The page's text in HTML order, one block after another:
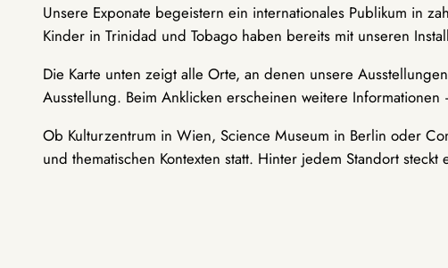
Unsere Exponate begeistern ein internationales Publikum in
Kinder in Trinidad und Tobago haben bereits mit unseren
Die Karte unten zeigt alle Orte, an denen unsere
Ausstellung. Beim Anklicken erscheinen weitere
Ob Kulturzentrum in Wien, Science Museum in Berlin oder
und thematischen Kontexten statt. Hinter jedem Standort